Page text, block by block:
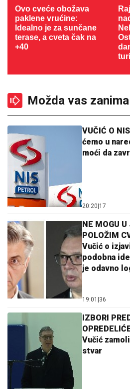
Ovo cveće obožava
paklene vrućine:
Idealno je za sunčane
terase, a cveta čak na
+40
Možda vas zanima
VUČIĆ O
ćemo u
moći da
20:20 17
NE MOGU
POLOŽIM
Vučić o
podobna
je odavno
19:01 36
IZBORI
Vučić
stvar